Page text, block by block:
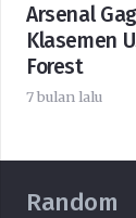
Arsenal
Klasemen
Forest
7 bulan lalu
Random